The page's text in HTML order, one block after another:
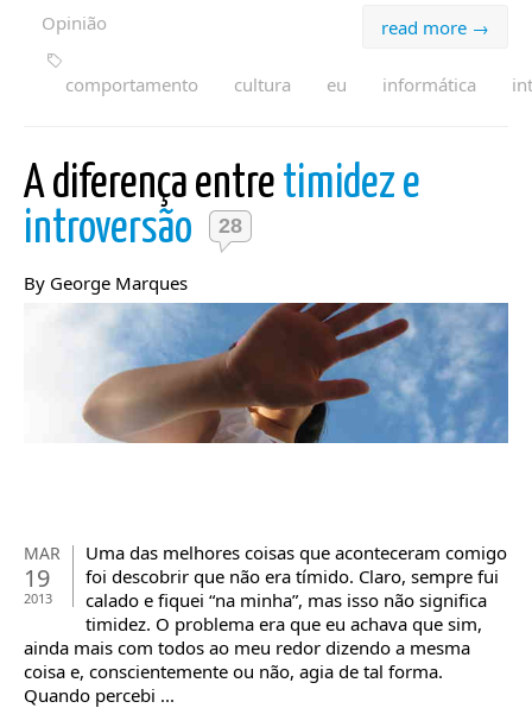
read more →
Opinião
comportamento cultura eu informática
A diferença entre timidez e
introversão
28
By George Marques
MAR
19
2013
Uma das melhores coisas que aconteceram comigo
foi descobrir que não era tímido. Claro, sempre fui
calado e fiquei “na minha”, mas isso não significa
timidez. O problema era que eu achava que sim,
ainda mais com todos ao meu redor dizendo a mesma
coisa e, conscientemente ou não, agia de tal forma.
Quando percebi ...